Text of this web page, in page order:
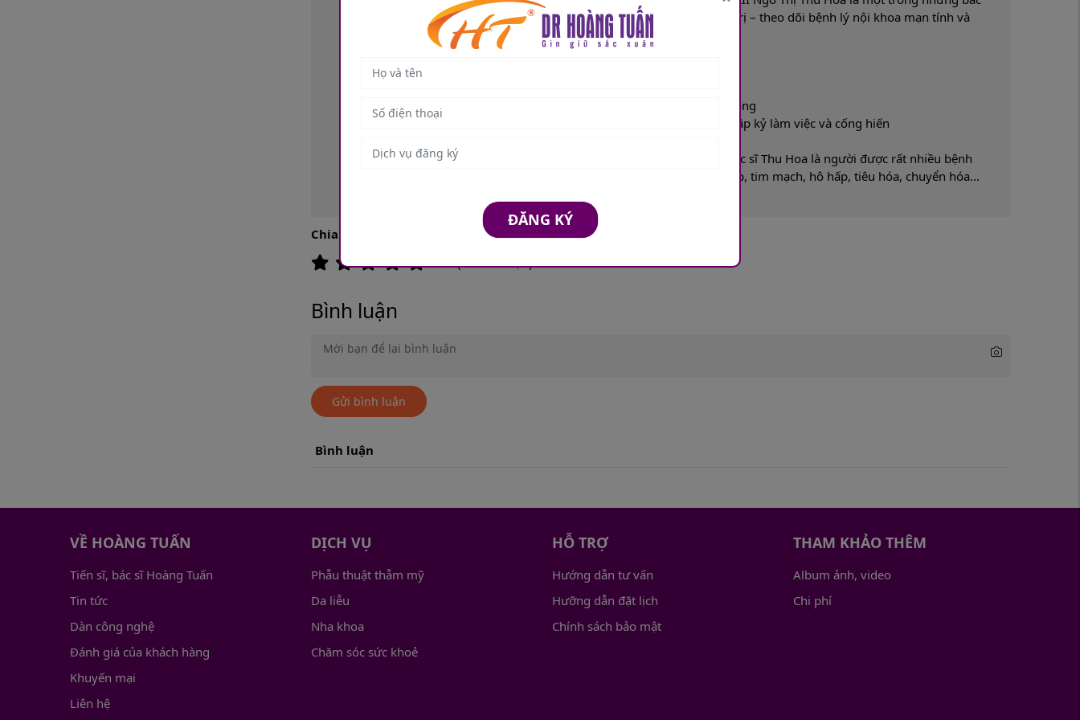
sĩ giàu tâm huyết và kinh nghiệm trong lĩnh vực chẩn đoán – điều trị – theo dõi bệnh lý nội khoa mạn tính và
Chức danh & vai trò chuyên môn:
- Bác sĩ chuyên khoa Nội – Phòng khám đa khoa Hoàng Tuấn Hà Đông
- Nguyên bác sĩ nội khoa tại Bệnh viện Quân Y 103, nơi có gần 4 thập kỷ làm việc và cống hiến
Với phong thái nhẹ nhàng, tận tình và tư duy chẩn đoán sắc sảo, bác sĩ Thu Hoa là người được rất nhiều bệnh
nhân nội khoa tin tưởng, đặc biệt trong điều trị các bệnh lý huyết áp, tim mạch, hô hấp, tiêu hóa, chuyển hóa...
Chia sẻ:
0/ 5 (0 Bình chọn)
Bình luận
Gửi bình luận
Bình luận
VỀ HOÀNG TUẤN
Tiến sĩ, bác sĩ Hoàng Tuấn
Tin tức
Dàn công nghệ
Đánh giá của khách hàng
Khuyến mại
Liên hệ
DỊCH VỤ
Phẫu thuật thẫm mỹ
Da liễu
Nha khoa
Chăm sóc sức khoẻ
HỖ TRỢ
Hướng dẫn tư vấn
Hưỡng dẫn đặt lịch
Chính sách bảo mật
THAM KHẢO THÊM
Album ảnh, video
Chi phí
ĐĂNG KÝ